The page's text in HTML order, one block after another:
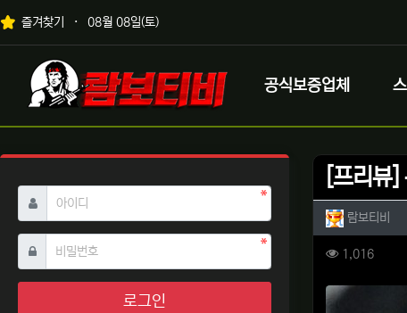
상단 네비
즐겨찾기 08월 08일(토)
메인 메뉴
로고
공식보증업체
[프리뷰
작성자 정
람보티비
컨텐츠 정
1,016조회
본문
아이디 필수
비밀번호필수
로그인